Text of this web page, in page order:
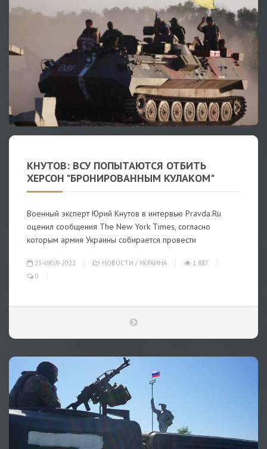
КНУТОВ: ВСУ ПОПЫТАЮТСЯ ОТБИТЬ
ХЕРСОН "БРОНИРОВАННЫМ КУЛАКОМ"
Военный эксперт Юрий Кнутов в интервью Pravda.Ru
оценил сообщения The New York Times, согласно
которым армия Украины собирается провести
23-ИЮЛ-2022 НОВОСТИ / УКРАИНА
1 887
0